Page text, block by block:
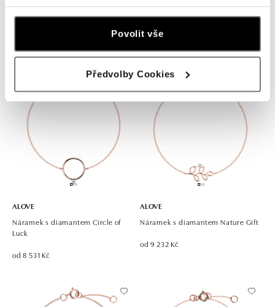
Povolit vše
Předvolby Cookies
Náramek s diamantem Unbroken
Bond
Náramek s diamantem Timeless
Unity
ALOVE
Náramek s diamantem Circle of
Luck
od 8 531 Kč
ALOVE
Náramek s diamantem Nature Gift
od 9 232 Kč